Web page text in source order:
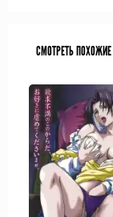
СМОТРЕТЬ ПОХОЖИЕ